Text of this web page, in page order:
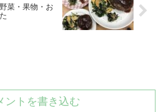
菜・果物・お
ントを書き込む